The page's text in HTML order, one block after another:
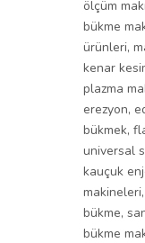
ölçüm
bükme
ürünleri,
kenar
plazma
erezyon,
bükmek,
universal
kauçuk
makineleri,
bükme,
bükme